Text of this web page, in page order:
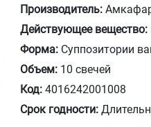
Производитель:
Действующее вещество:
Форма: Суппозитории
Объем: 10 свечей
Код: 4016242001008
Срок годности: